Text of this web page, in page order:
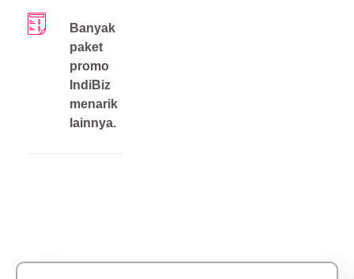
Banyak
paket
promo
IndiBiz
menarik
lainnya.